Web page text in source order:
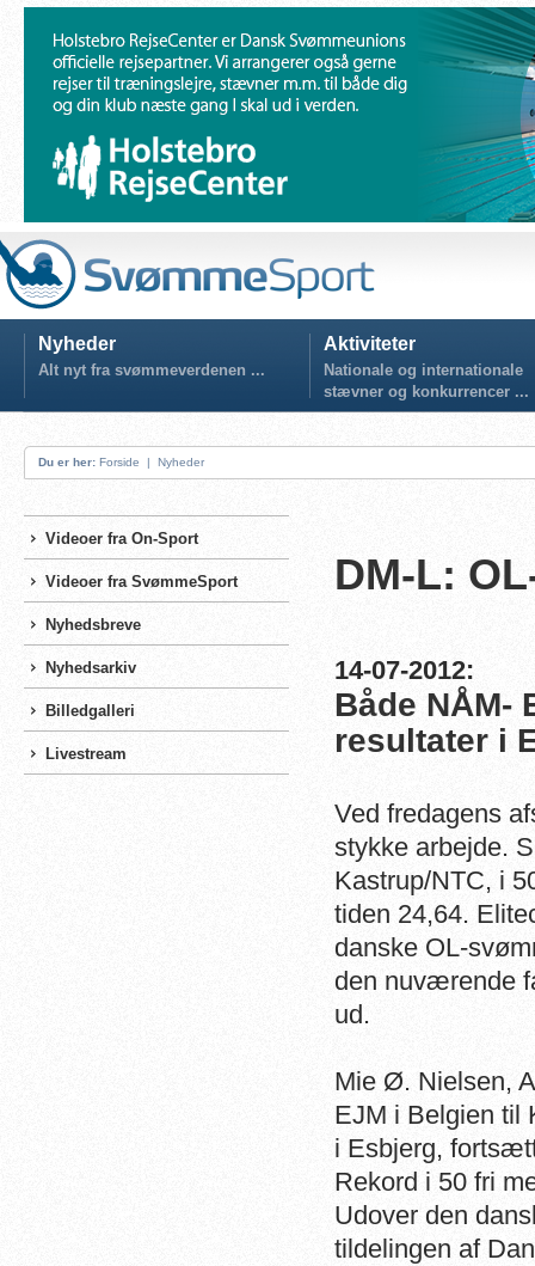
Nyheder
Alt nyt fra svømmeverdenen ...
Aktiviteter
Nationale og internationale
stævner og konkurrencer ...
Du er her: Forside | Nyheder
Videoer fra On-Sport
Videoer fra SvømmeSport
Nyhedsbreve
Nyhedsarkiv
Billedgalleri
Livestream
DM-L:
14-07-2012:
Både NÅM-
resultater i
Ved fredagens
stykke arbejde.
Kastrup/NTC, i
tiden 24,64.
danske OL-
den nuværende
ud.
Mie Ø. Nielsen,
EJM i Belgien til
i Esbjerg,
Rekord i 50 fri
Udover den
tildelingen af